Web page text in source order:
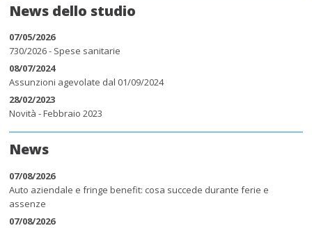
News dello studio
07/05/2026
730/2026 - Spese sanitarie
08/07/2024
Assunzioni agevolate dal 01/09/2024
28/02/2023
Novità - Febbraio 2023
News
07/08/2026
Auto aziendale e fringe benefit: cosa succede durante ferie e
assenze
07/08/2026